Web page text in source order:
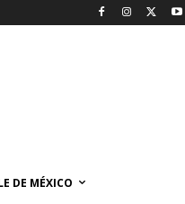
DE MÉXICO